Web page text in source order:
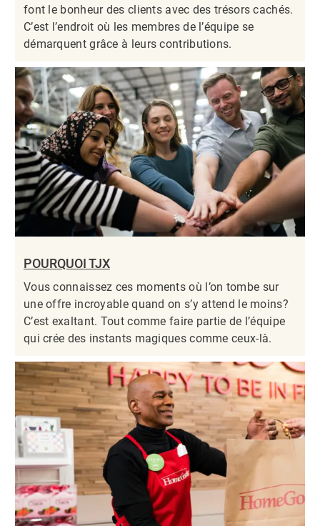
font le bonheur des clients avec des trésors cachés.
C’est l’endroit où les membres de l’équipe se
démarquent grâce à leurs contributions.​​​​​​​
POURQUOI TJX
Vous connaissez ces moments où l’on tombe sur
une offre incroyable quand on s’y attend le moins?
C’est exaltant. Tout comme faire partie de l’équipe
qui crée des instants magiques comme ceux-là.​​​​​​​